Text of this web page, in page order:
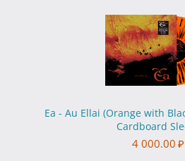
Ea - Au Ellai (Orange with
Cardboard
4 000.00 ₽